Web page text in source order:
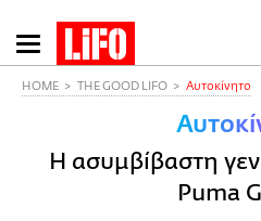
Παράκαμψη
προς
HOME THE GOOD LIFO Αυτοκίνητο
Η ασυμβίβαστη
Puma